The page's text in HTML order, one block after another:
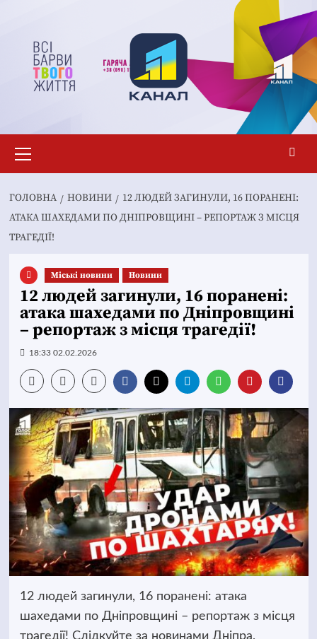
вмісту
меню
ГОЛОВНА НОВИНИ
12 ЛЮДЕЙ ЗАГИНУЛИ, 16 ПОРАНЕНІ:
АТАКА ШАХЕДАМИ ПО ДНІПРОВЩИНІ – РЕПОРТАЖ З МІСЦЯ
ТРАГЕДІЇ!
Mіські новини Новини
12 людей загинули, 16 поранені:
атака шахедами по Дніпровщині
– репортаж з місця трагедії!
18:33 02.02.2026
12 людей загинули, 16 поранені: атака
шахедами по Дніпровщині – репортаж з місця
трагедії! Слідкуйте за новинами Дніпра,